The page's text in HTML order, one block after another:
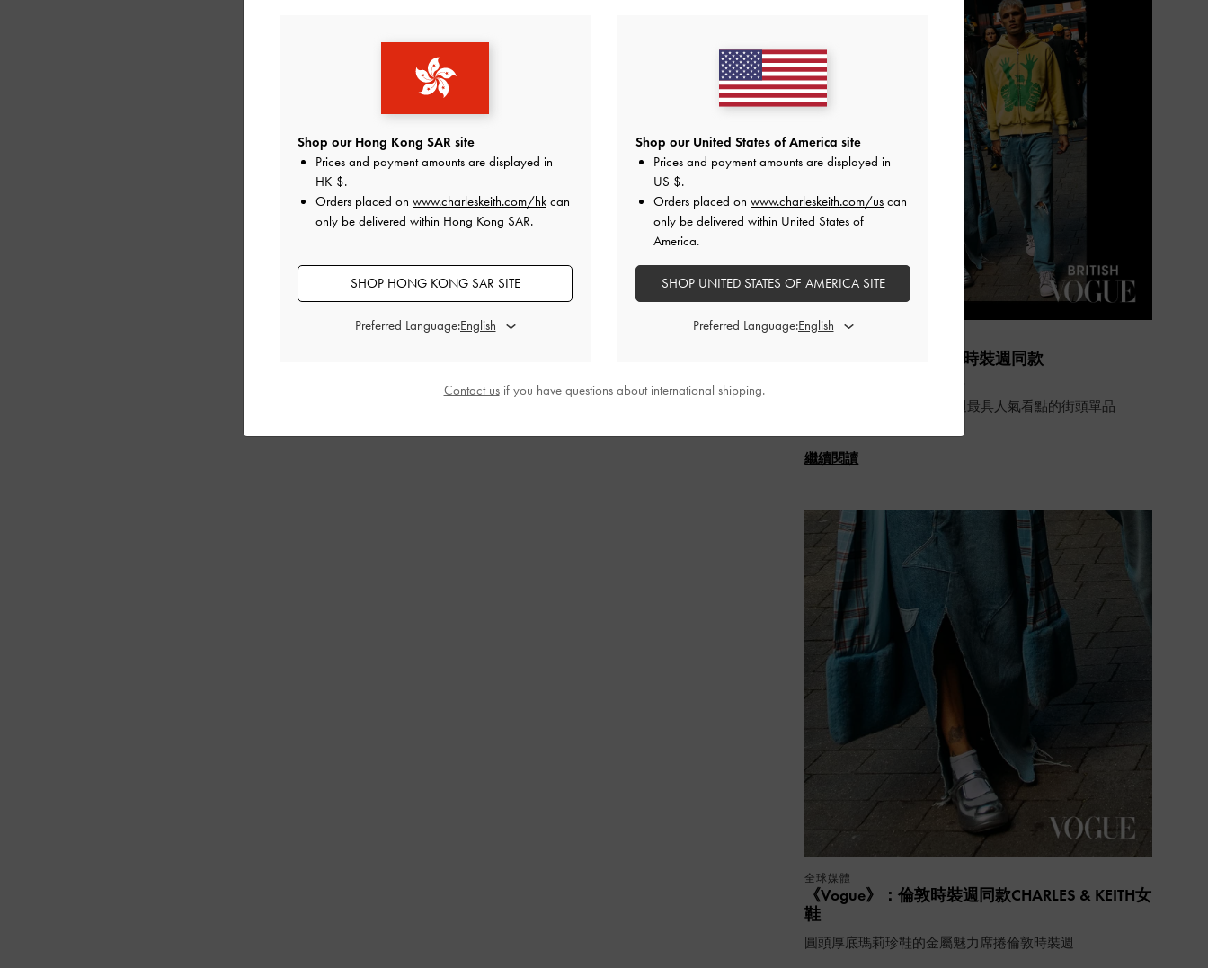
《Vogue》英國：倫敦時裝週同款
Vogue UK版評選倫敦時裝週最具人氣看點的街頭單品
繼續閱讀
全球媒體
《Vogue》：倫敦時裝週同款CHARLES & KEITH女
鞋
圓頭厚底瑪莉珍鞋的金屬魅力席捲倫敦時裝週
Shop our Hong Kong SAR site
Prices and payment amounts are displayed in
HK $.
Orders placed on www.charleskeith.com/hk can
only be delivered within Hong Kong SAR.
SHOP HONG KONG SAR SITE
Preferred Language:
Shop our United States of America site
Prices and payment amounts are displayed in
US $.
Orders placed on www.charleskeith.com/us can
only be delivered within United States of
America.
SHOP UNITED STATES OF AMERICA SITE
Preferred Language:
Contact usif you have questions about international shipping.